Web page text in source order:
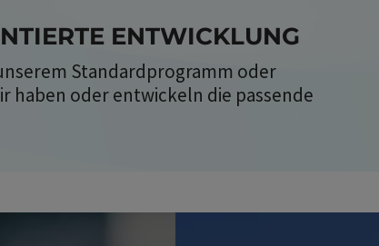
ENTWICKLUNG
Standardprogramm oder
oder entwickeln die passende